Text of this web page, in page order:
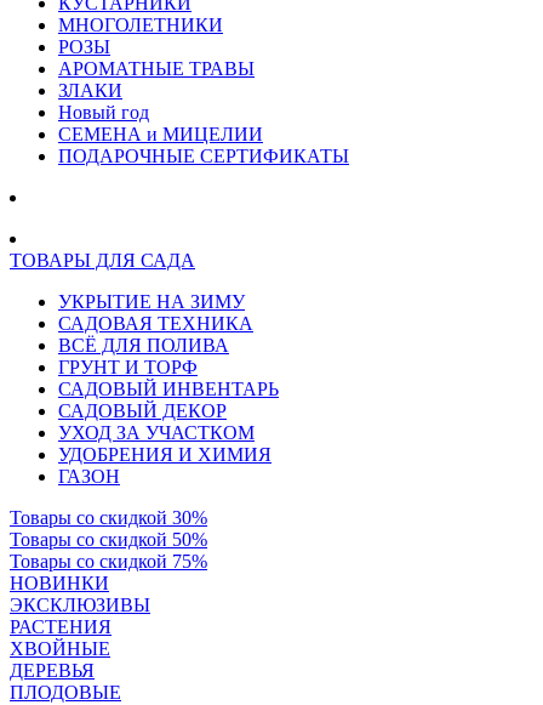
МНОГОЛЕТНИКИ
РОЗЫ
АРОМАТНЫЕ ТРАВЫ
ЗЛАКИ
Новый год
СЕМЕНА и МИЦЕЛИИ
ПОДАРОЧНЫЕ СЕРТИФИКАТЫ
ТОВАРЫ ДЛЯ САДА
УКРЫТИЕ НА ЗИМУ
САДОВАЯ ТЕХНИКА
ВСЁ ДЛЯ ПОЛИВА
ГРУНТ И ТОРФ
САДОВЫЙ ИНВЕНТАРЬ
САДОВЫЙ ДЕКОР
УХОД ЗА УЧАСТКОМ
УДОБРЕНИЯ И ХИМИЯ
ГАЗОН
Товары со скидкой 30%
Товары со скидкой 50%
Товары со скидкой 75%
НОВИНКИ
ЭКСКЛЮЗИВЫ
РАСТЕНИЯ
ХВОЙНЫЕ
ДЕРЕВЬЯ
ПЛОДОВЫЕ